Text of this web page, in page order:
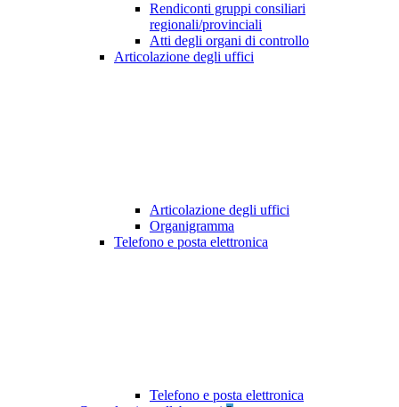
Rendiconti gruppi consiliari
regionali/provinciali
Atti degli organi di controllo
Articolazione degli uffici
Articolazione degli uffici
Organigramma
Telefono e posta elettronica
Telefono e posta elettronica